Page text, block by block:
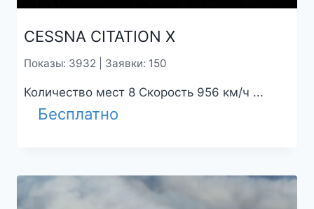
CESSNA CITATION X
Показы: 3932 | Заявки: 150
Количество мест 8 Скорость 956 км/ч ...
Бесплатно